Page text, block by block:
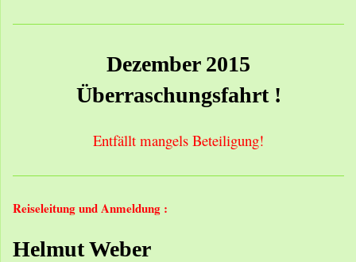
Dezember 2015
Überraschungsfahrt !
Entfällt mangels Beteiligung!
Reiseleitung und Anmeldung :
Helmut Weber